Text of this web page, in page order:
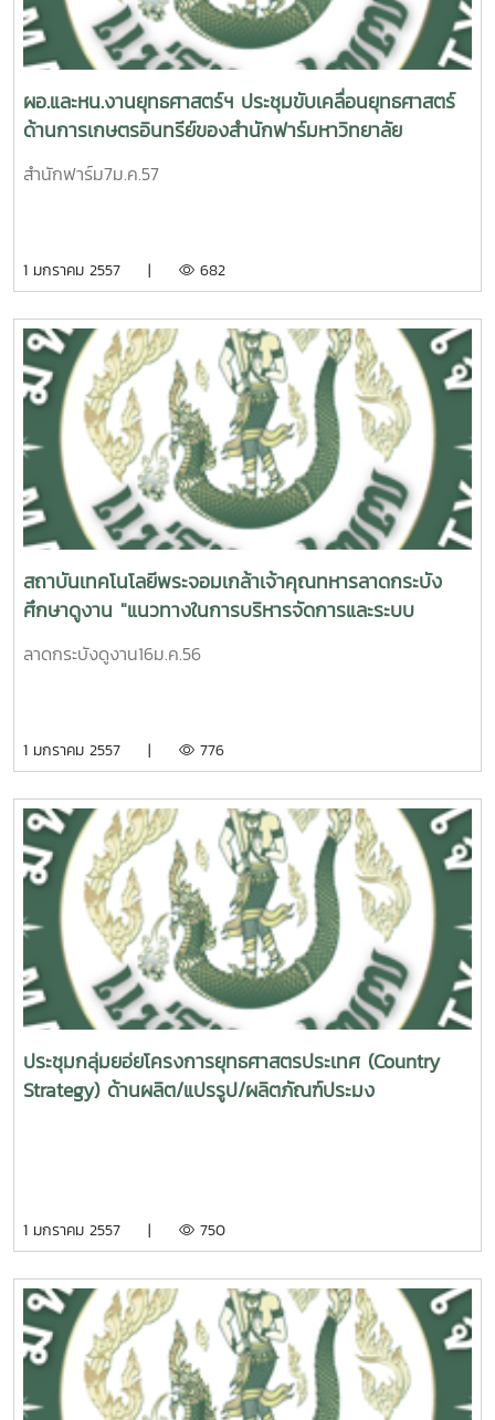
ผอ.และหน.งานยุทธศาสตร์ฯ ประชุมขับเคลื่อนยุทธศาสตร์
ด้านการเกษตรอินทรีย์ของสำนักฟาร์มหาวิทยาลัย
สำนักฟาร์ม7ม.ค.57
1 มกราคม 2557 | 682
สถาบันเทคโนโลยีพระจอมเกล้าเจ้าคุณทหารลาดกระบัง
ศึกษาดูงาน "แนวทางในการบริหารจัดการและระบบ
สารสนเทศที่ใช้ในการดำเนินงาน"
ลาดกระบังดูงาน16ม.ค.56
1 มกราคม 2557 | 776
ประชุมกลุ่มยอ่ยโครงการยุทธศาสตรประเทศ (Country
Strategy) ด้านผลิต/แปรรูป/ผลิตภัณฑ์ประมง
1 มกราคม 2557 | 750